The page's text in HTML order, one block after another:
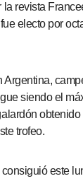
la revista
electo por
Argentina,
siendo el
obtenido
trofeo.
este